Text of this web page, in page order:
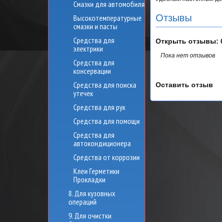
Смазки для автомобиля
Высокотемпературные
смазки и пасты
Средства для
электрики
Средства для
консервации
Средства для поиска
утечек
Средства для рук
Средства для помощи
Средства для
автокондиционера
Средства от коррозии
Клеи Герметики
Прокладки
8. Для кузовных
операций
9. Для очистки
Отзывы
Открыть отзывы:
Пока нет отзывов
Оставить отзыв